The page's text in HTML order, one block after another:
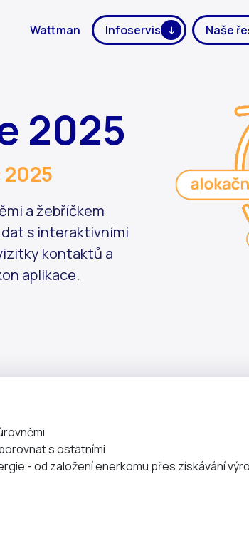
Wattman Infoservis Naše
2025
a žebříčkem
dat s interaktivními
kontaktů a
aplikace.
s ostatními
- od založení enerkomu přes získávání